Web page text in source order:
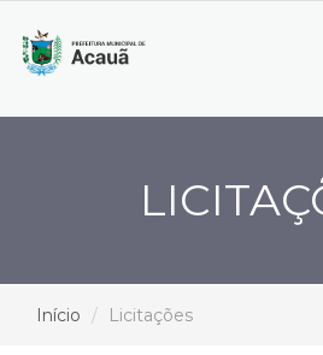
Início Licitações